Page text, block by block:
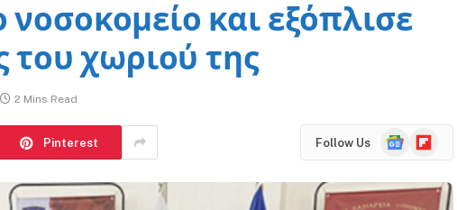
και εξόπλισε
του χωριού της
2 Mins Read
Pinterest Follow Us
GoogleFlipboard